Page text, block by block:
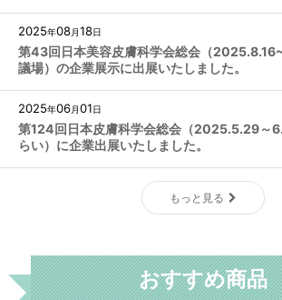
2025年08月18日
第43回日本美容皮膚科学会総会（
議場）の企業展示に出展いたしました。
2025年06月01日
第124回日本皮膚科学会総会（2025.5.29～
らい）に企業出展いたしました。
もっと見る
おすすめ商品